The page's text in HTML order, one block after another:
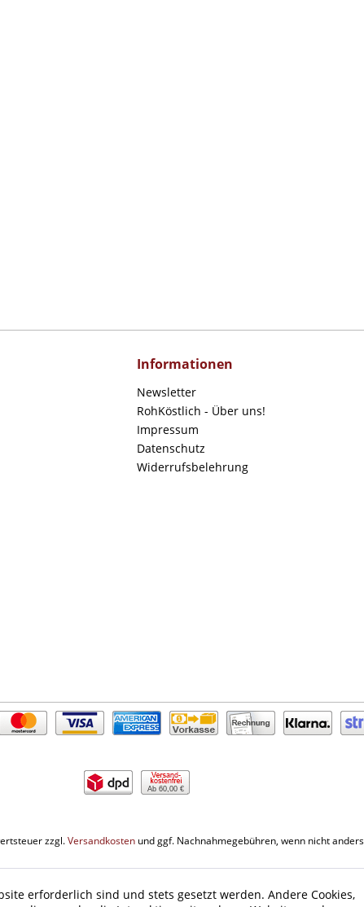
Informationen
Newsletter
RohKöstlich - Über uns!
Impressum
Datenschutz
Widerrufsbelehrung
Ab 60,00 €
zzgl.Versandkostenund ggf. Nachnahmegebühren, wenn nicht
erforderlich sind und stets gesetzt werden. Andere Cookies,